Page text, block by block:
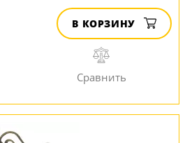
В КОРЗИНУ